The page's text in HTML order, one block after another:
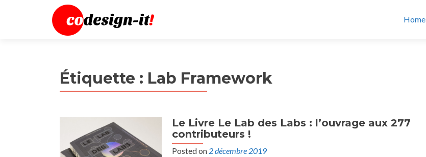
Home
Étiquette : Lab Framework
Le Livre Le Lab des Labs : l’ouvrage aux 277
contributeurs !
Posted on 2 décembre 2019